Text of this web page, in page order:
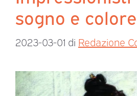
sogno e colore
2023-03-01 di Redazione